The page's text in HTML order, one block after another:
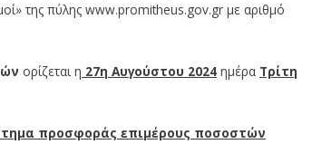
της πύλης www.promitheus.gov.gr με αριθμό
ορίζεται η 27η Αυγούστου 2024 ημέρα Τρίτη
προσφοράς επιμέρους ποσοστών